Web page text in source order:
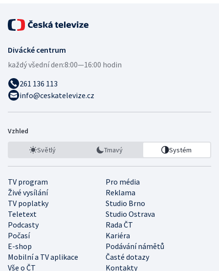
Divácké centrum
každý všední den:8:00—16:00 hodin
261 136 113
info@ceskatelevize.cz
Vzhled
Světlý Tmavý Systém
TV program
Pro média
Živé vysílání
Reklama
TV poplatky
Studio Brno
Teletext
Studio Ostrava
Podcasty
Rada ČT
Počasí
Kariéra
E-shop
Podávání námětů
Mobilní a TV aplikace
Časté dotazy
Vše o ČT
Kontakty